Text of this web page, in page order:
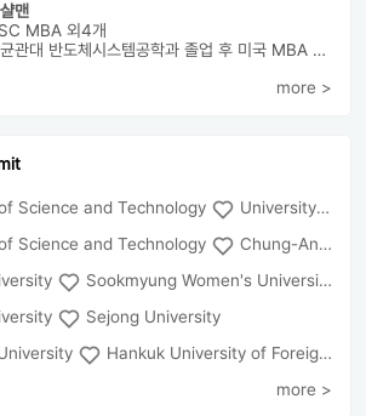
맨
MBA 외4개
성균관대 반도체시스템공학과 졸업 후 미국 MBA 졸업하였습니다.
more >
Science and Technology
University of Seoul
Science and Technology
Chung-Ang University
Sookmyung Women's University
Sejong University
Hankuk University of Foreign Studies(Global Campus
more >